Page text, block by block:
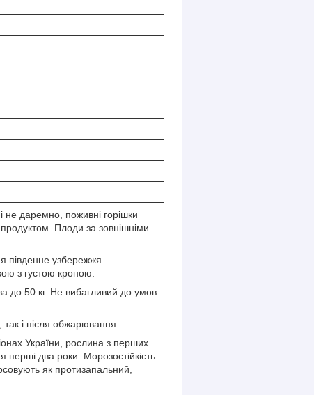
не даремно, поживні горішки
продуктом. Плоди за зовнішніми
південне узбережжя
з густою кроною.
до 50 кг. Не вибагливий до умов
і після обжарювання.
України, рослина з перших
перші два роки. Морозостійкість
як протизапальний,